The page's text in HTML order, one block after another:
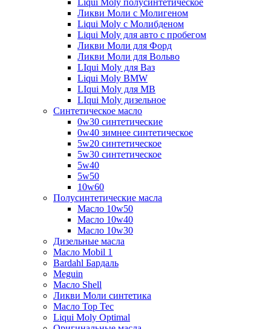
Liqui Moly полусинтетическое
Ликви Моли с Молигеном
Liqui Moly с Молибденом
Liqui Moly для авто с пробегом
Ликви Моли для Форд
Ликви Моли для Вольво
LIqui Moly для Ваз
Liqui Moly BMW
LIqui Moly для MB
LIqui Moly дизельное
Синтетическое масло
0w30 синтетические
0w40 зимнее синтетическое
5w20 синтетическое
5w30 синтетическое
5w40
5w50
10w60
Полусинтетические масла
Масло 10w50
Масло 10w40
Масло 10w30
Дизельные масла
Масло Mobil 1
Bardahl Бардаль
Meguin
Масло Shell
Ликви Моли синтетика
Масло Top Tec
Liqui Moly Optimal